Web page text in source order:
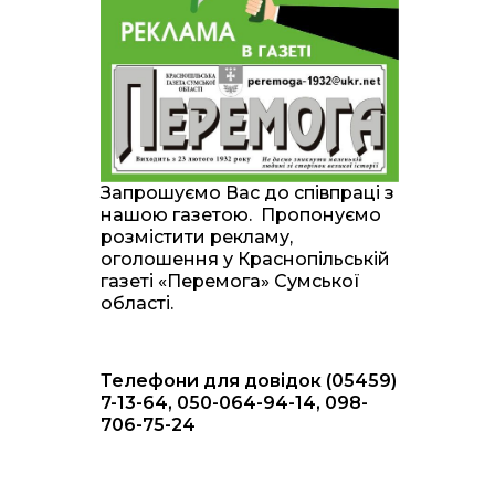
20:00
28 лип
Житлові сертифікати,
підготовка до зими та
підтримка ВПО: підсумки
засідання виконкому
Краснопільської
селищної ради
10:36
28 лип
Валентина Масалітіна:
«Нас тримає віра в
Перемогу і повернення
додому»
10:31
28 лип
Знову біль… Знову
втрата… На щиті
16:57
24 лип
Обмежено придатний,
але безмежно
вмотивований: Як
колишній лісівник став
Запрошуємо Вас до співпраці з
нашою газетою. Пропонуємо
розмістити рекламу,
оголошення у Краснопільській
газеті «Перемога» Сумської
області.
Телефони для довідок (05459)
7-13-64, 050-064-94-14, 098-
706-75-24